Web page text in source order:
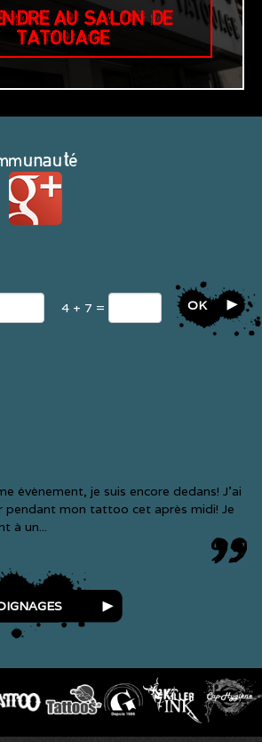
AU SALON DE
TATOUAGE
4 + 7 = OK
évènement, je suis encore dedans! J'ai
pendant mon tattoo cet après midi! Je
à un...